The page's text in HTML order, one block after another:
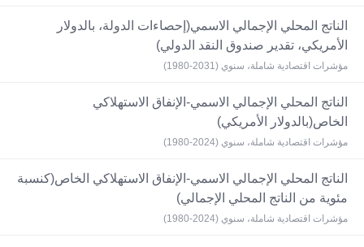
الناتج المحلي الإجمالي الاسمي(إحصاءات الدولة، بالدولار
الأمريكي، تقدير صندوق النقد الدولي)
مؤشرات اقتصادية شاملة، سنوي (2031-1980)
الناتج المحلي الإجمالي الاسمي-الإنفاق الاستهلاكي
الخاص(بالدولار الأمريكي)
مؤشرات اقتصادية شاملة، سنوي (2024-1980)
الناتج المحلي الإجمالي الاسمي-الإنفاق الاستهلاكي الخاص(كنسبة
مئوية من الناتج المحلي الإجمالي)
مؤشرات اقتصادية شاملة، سنوي (2024-1980)